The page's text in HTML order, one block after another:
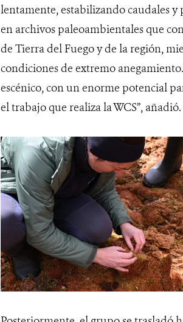
lentamente, estabilizando caudales
en archivos paleoambientales que
de Tierra del Fuego y de la región,
condiciones de extremo
escénico, con un enorme potencial
el trabajo que realiza la WCS”, añadió.